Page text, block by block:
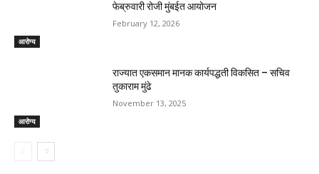
आरोग्य
फेब्रुवारी रोजी मुंबईत आयोजन
February 12, 2026
आरोग्य
राज्यात एकसमान मानक कार्यपद्धती विकसित – सचिव
तुकाराम मुंढे
November 13, 2025